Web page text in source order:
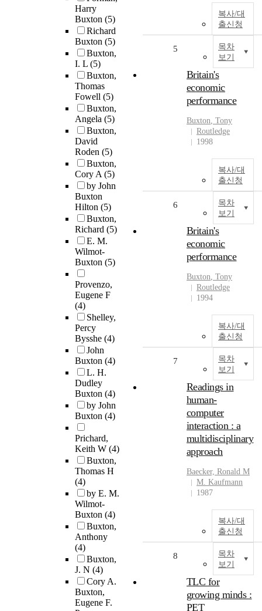
Harry
Buxton (5)
Richard
Buxton (5)
Buxton,
I. L (5)
Buxton,
Thomas
Fowell (5)
Buxton,
Angela (5)
Buxton,
David
Roden (5)
Buxton,
Cory A(5)
by John
Buxton
Hilton (5)
Buxton,
Richard (5)
E. M.
Wilmot-
Buxton (5)
Provenzo,
Eugene F
(4)
Shelley,
Percy
Bysshe (4)
John
Buxton (4)
L. H.
Dudley
Buxton (4)
by John
Buxton (4)
Prichard,
Keith W (4)
Buxton,
Thomas H
(4)
by E. M.
Wilmot-
Buxton (4)
Buxton,
Anthony
(4)
Buxton,
J. N (4)
Cory A.
Buxton,
Eugene F.
복사/대
출신청
목차
보기
5
Britain's
economic
performance
Buxton, Tony
Routledge
1998
복사/대
출신청
목차
보기
6
Britain's
economic
performance
Buxton, Tony
Routledge
1994
복사/대
출신청
목차
보기
7
Readings in
human-
computer
interaction : a
multidisciplinary
approach
Baecker, Ronald M
M. Kaufmann
1987
복사/대
출신청
목차
보기
8
TLC for
growing minds :
PET